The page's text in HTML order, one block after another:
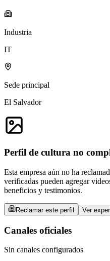
Industria
IT
Sede principal
El Salvador
Perfil de cultura no
Esta empresa aún no ha
verificadas pueden agregar
beneficios y testimonios.
Reclamar este perfil Ver
Canales oficiales
Sin canales configurados